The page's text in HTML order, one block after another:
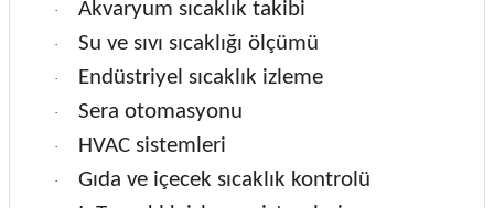
· Akvaryum sıcaklık takibi
· Su ve sıvı sıcaklığı ölçümü
· Endüstriyel sıcaklık izleme
· Sera otomasyonu
· HVAC sistemleri
· Gıda ve içecek sıcaklık kontrolü